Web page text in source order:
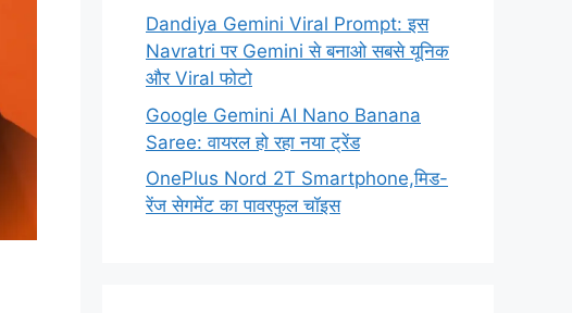
Dandiya Gemini Viral Prompt: इस
Navratri पर Gemini से बनाओ सबसे यूनिक
और Viral फोटो
Google Gemini AI Nano Banana
Saree: वायरल हो रहा नया ट्रेंड
OnePlus Nord 2T Smartphone,मिड-
रेंज सेगमेंट का पावरफुल चॉइस